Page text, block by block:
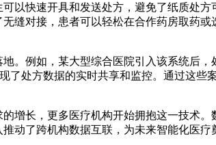
以快速开具和发送处方，避免了纸质处
缝对接，患者可以轻松在合作药房取药
。例如，某大型综合医院引入该系统后
了处方数据的实时共享和监控。通过这
增长，更多医疗机构开始拥抱这一技术
动了跨机构数据互联，为未来智能化医